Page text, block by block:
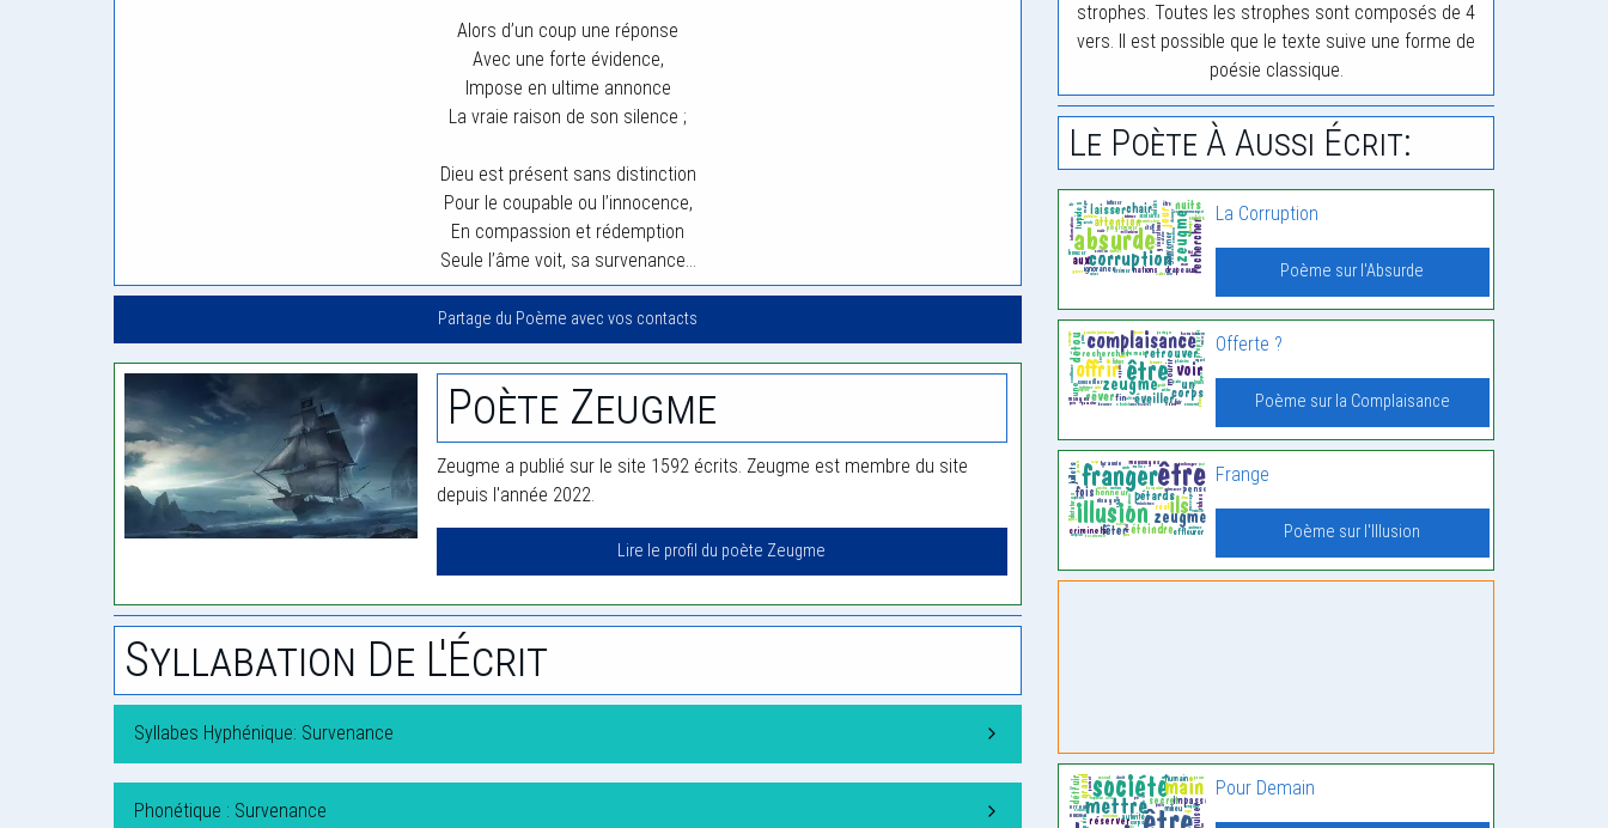
Alors d’un coup une réponse
Avec une forte évidence,
Impose en ultime annonce
La vraie raison de son silence ;
Dieu est présent sans distinction
Pour le coupable ou l’innocence,
En compassion et rédemption
Seule l’âme voit, sa survenance…
Partage du Poème avec vos contacts
Poète Zeugme
Zeugme a publié sur le site 1592 écrits. Zeugme est membre du site
depuis l'année 2022.
Lire le profil du poète Zeugme
Syllabation De L'Écrit
Syllabes Hyphénique: Survenance
Phonétique : Survenance
strophes. Toutes les strophes sont composés de 4
vers. Il est possible que le texte suive une forme de
poésie classique.
Le Poète À Aussi Écrit:
La Corruption
Poème sur l'Absurde
Offerte ?
Poème sur la Complaisance
Frange
Poème sur l'Illusion
Pour Demain